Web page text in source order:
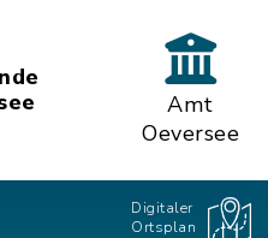
Amt
Oeversee
Digitaler
Ortsplan